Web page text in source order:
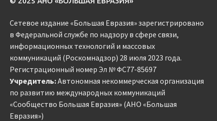
Сетевое издание «Большая Евразия» зарегистрировано
в Федеральной службе по надзору в сфере связи,
информационных технологий и массовых
коммуникаций (Роскомнадзор) 28 июля 2023 года.
Регистрационный номер Эл № ФС77-85697
Учредитель:Автономная некоммерческая организация
по развитию международных коммуникаций
«Сообщество Большая Евразия» (АНО «Большая
Евразия»)